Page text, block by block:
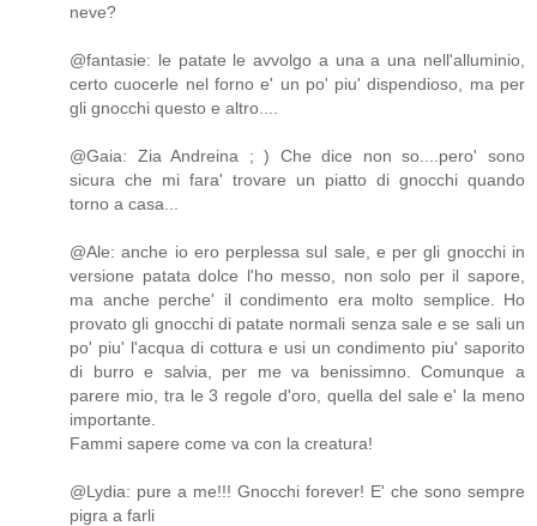
neve?
@fantasie: le patate le avvolgo a una a una nell'alluminio,
certo cuocerle nel forno e' un po' piu' dispendioso, ma per
gli gnocchi questo e altro....
@Gaia: Zia Andreina ; ) Che dice non so....pero' sono
sicura che mi fara' trovare un piatto di gnocchi quando
torno a casa...
@Ale: anche io ero perplessa sul sale, e per gli gnocchi in
versione patata dolce l'ho messo, non solo per il sapore,
ma anche perche' il condimento era molto semplice. Ho
provato gli gnocchi di patate normali senza sale e se sali un
po' piu' l'acqua di cottura e usi un condimento piu' saporito
di burro e salvia, per me va benissimno. Comunque a
parere mio, tra le 3 regole d'oro, quella del sale e' la meno
importante.
Fammi sapere come va con la creatura!
@Lydia: pure a me!!! Gnocchi forever! E' che sono sempre
pigra a farli